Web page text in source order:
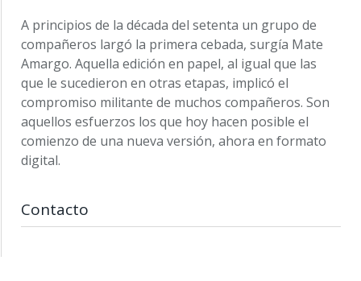
A principios de la década del setenta un grupo de
compañeros largó la primera cebada, surgía Mate
Amargo. Aquella edición en papel, al igual que las
que le sucedieron en otras etapas, implicó el
compromiso militante de muchos compañeros. Son
aquellos esfuerzos los que hoy hacen posible el
comienzo de una nueva versión, ahora en formato
digital.
Contacto